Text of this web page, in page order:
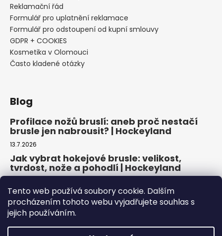
Tento web používá soubory cookie. Dalším
procházením tohoto webu vyjadřujete souhlas s
jejich používáním.
Reklamační řád
Formulář pro uplatnění reklamace
Formulář pro odstoupení od kupní smlouvy
GDPR + COOKIES
Kosmetika v Olomouci
Často kladené otázky
Blog
Profilace nožů bruslí: aneb proč nestačí
brusle jen nabrousit? | Hockeyland
13.7.2026
Jak vybrat hokejové brusle: velikost,
tvrdost, nože a pohodlí | Hockeyland
Jak vybrat inline brusle: praktický
průvodce pro pohodlnou a bezpečnou
jízdu | Hockeyland
22.6.2026